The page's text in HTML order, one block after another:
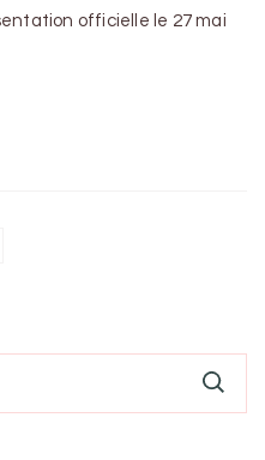
officielle le 27 mai